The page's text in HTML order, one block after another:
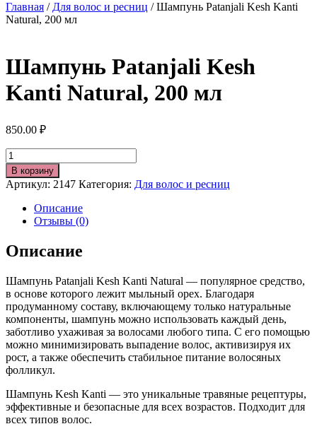
Главная / Для волос и ресниц / Шампунь Patanjali Kesh Kanti
Natural, 200 мл
Шампунь Patanjali Kesh
Kanti Natural, 200 мл
850.00 ₽
Количество
В корзину
Артикул: 2147 Категория: Для волос и ресниц
Описание
Отзывы (0)
Описание
Шампунь Patanjali Kesh Kanti Natural — популярное средство,
в основе которого лежит мыльный орех. Благодаря
продуманному составу, включающему только натуральные
компоненты, шампунь можно использовать каждый день,
заботливо ухаживая за волосами любого типа. С его помощью
можно минимизировать выпадение волос, активизируя их
рост, а также обеспечить стабильное питание волосяных
фолликул.
Шампунь Kesh Kanti — это уникальные травяные рецептуры,
эффективные и безопасные для всех возрастов. Подходит для
всех типов волос.